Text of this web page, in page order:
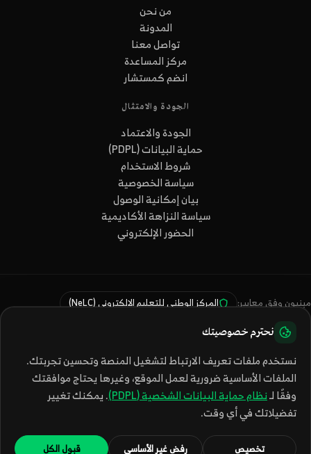
من نحن
المدونة
تواصل معنا
مركز المساعدة
انضم كمستشار
الجودة والامتثال
الجودة والاعتماد
حماية البيانات (PDPL)
شروط الاستخدام
سياسة الخصوصية
بيان إمكانية الوصول
سياسة النزاهة الأكاديمية
الحضور الإلكتروني
مبنيون وفق معايير:
المركز الوطني للتعليم الإلكتروني (NeLC)
نظام حماية البيانات (PDPL)
info@mashroalomr.com
نحترم خصوصيتك
نستخدم ملفات تعريف الارتباط لتشغيل المنصة وتحسين تجربتك.
الملفات الأساسية ضرورية لعمل الموقع، وغيرها يحتاج موافقتك
وفقًا لـنظام حماية البيانات الشخصية (PDPL)
. يمكنك تغيير
تفضيلاتك في أي وقت.
تخصيص رفض غير الأساسي قبول الكل